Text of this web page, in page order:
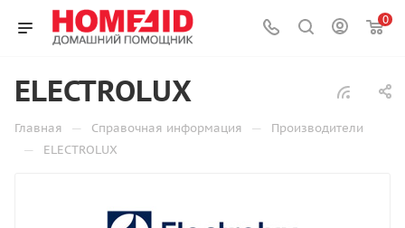
0
ELECTROLUX
Главная — Справочная информация — Производители
— ELECTROLUX